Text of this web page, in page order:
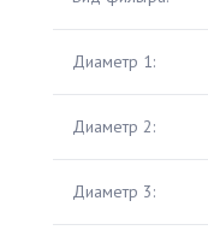
Диаметр 1:
Диаметр 2:
Диаметр 3: